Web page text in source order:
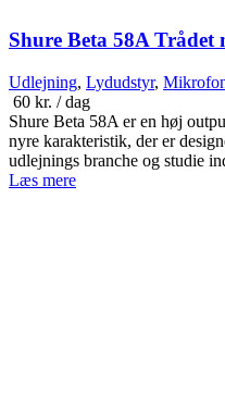
Shure Beta 58A Trådet
Udlejning, Lydudstyr,
60 kr. / dag
Shure Beta 58A er en høj
nyre karakteristik, der er
udlejnings branche og studie
Læs mere